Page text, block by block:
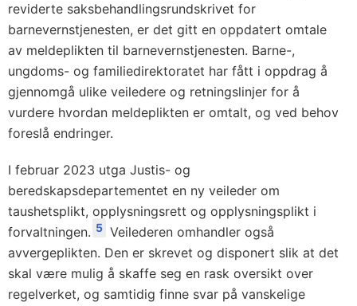
reviderte saksbehandlingsrundskrivet for
barnevernstjenesten, er det gitt en oppdatert omtale
av meldeplikten til barnevernstjenesten. Barne-,
ungdoms- og familiedirektoratet har fått i oppdrag å
gjennomgå ulike veiledere og retningslinjer for å
vurdere hvordan meldeplikten er omtalt, og ved behov
foreslå endringer.
I februar 2023 utga Justis- og
beredskapsdepartementet en ny veileder om
taushetsplikt, opplysningsrett og opplysningsplikt i
forvaltningen. 5 Veilederen omhandler også
avvergeplikten. Den er skrevet og disponert slik at det
skal være mulig å skaffe seg en rask oversikt over
regelverket, og samtidig finne svar på vanskelige